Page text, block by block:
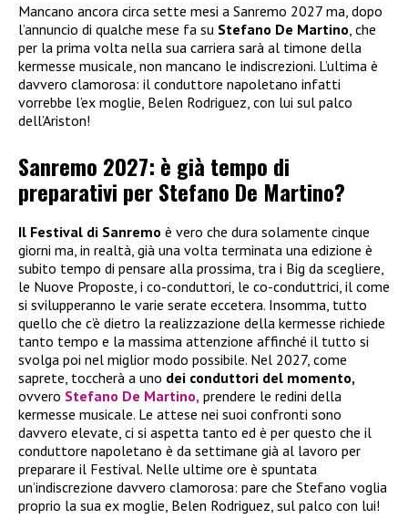
Mancano ancora circa sette mesi a Sanremo 2027 ma, dopo
l’annuncio di qualche mese fa su Stefano De Martino , che
per la prima volta nella sua carriera sarà al timone della
kermesse musicale, non mancano le indiscrezioni. L’ultima è
davvero clamorosa: il conduttore napoletano infatti
vorrebbe l’ex moglie, Belen Rodriguez, con lui sul palco
dell’Ariston!
Sanremo 2027: è già tempo di
preparativi per Stefano De Martino?
Il Festival di Sanremo è vero che dura solamente cinque
giorni ma, in realtà, già una volta terminata una edizione è
subito tempo di pensare alla prossima, tra i Big da scegliere,
le Nuove Proposte, i co-conduttori, le co-conduttrici, il come
si svilupperanno le varie serate eccetera. Insomma, tutto
quello che c’è dietro la realizzazione della kermesse richiede
tanto tempo e la massima attenzione affinché il tutto si
svolga poi nel miglior modo possibile. Nel 2027, come
saprete, toccherà a uno dei conduttori del momento,
ovvero Stefano De Martino, prendere le redini della
kermesse musicale. Le attese nei suoi confronti sono
davvero elevate, ci si aspetta tanto ed è per questo che il
conduttore napoletano è da settimane già al lavoro per
preparare il Festival. Nelle ultime ore è spuntata
un’indiscrezione davvero clamorosa: pare che Stefano voglia
proprio la sua ex moglie, Belen Rodriguez, sul palco con lui!